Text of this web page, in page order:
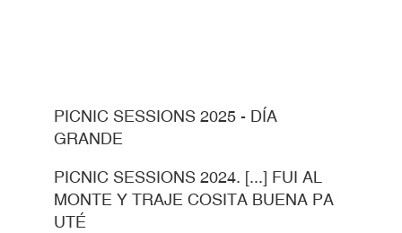
PICNIC SESSIONS 2025 - DÍA
GRANDE
PICNIC SESSIONS 2024. [...] FUI AL
MONTE Y TRAJE COSITA BUENA PA
UTÉ